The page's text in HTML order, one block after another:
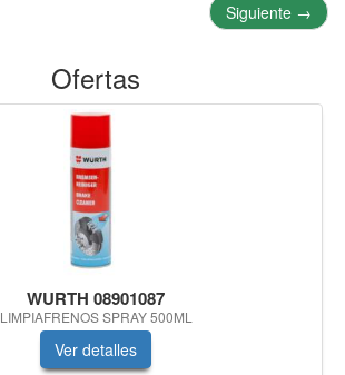
Siguiente →
Ofertas
WURTH 08901087
LIMPIAFRENOS SPRAY 500ML
Ver detalles